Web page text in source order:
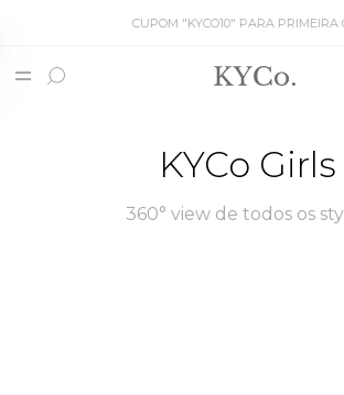
CUPOM "KYCO10" PARA PRIMEIRA
KYCo Girls
360° view de todos os